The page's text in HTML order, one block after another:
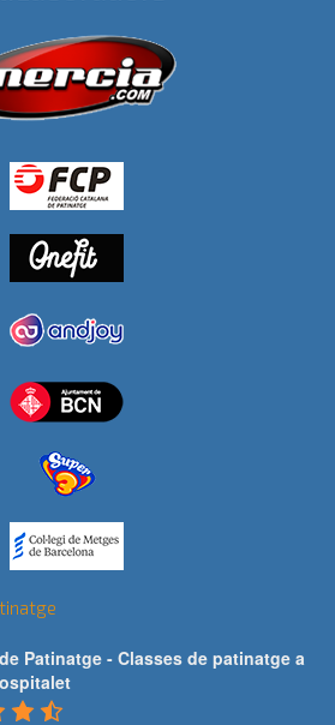
Patinatge - Classes de patinatge a